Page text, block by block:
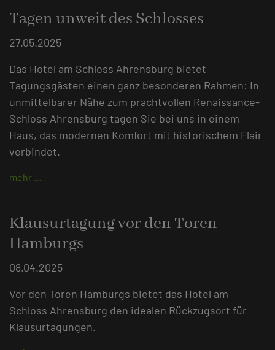
Tagen unweit des Schlosses
27.05.2025
Das Hotel am Schloss Ahrensburg bietet
Tagungsgästen einen ganz besonderen Rahmen: In
unmittelbarer Nähe zum prachtvollen Renaissance-
Schloss Ahrensburg tagen Sie bei uns in einem
Haus, das modernen Komfort mit historischem Flair
verbindet.
mehr …
Klausurtagung vor den Toren
Hamburgs
08.04.2025
Vor den Toren Hamburgs bietet das Hotel am
Schloss Ahrensburg den idealen Rückzugsort für
Klausurtagungen.